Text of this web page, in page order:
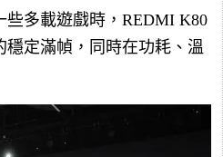
多載遊戲時，REDMI K80
定滿幀，同時在功耗、溫